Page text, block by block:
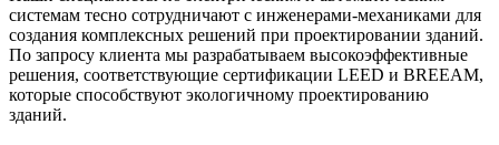
системам тесно сотрудничают с инженерами-механиками для
создания комплексных решений при проектировании зданий.
По запросу клиента мы разрабатываем высокоэффективные
решения, соответствующие сертификации LEED и BREEAM,
которые способствуют экологичному проектированию
зданий.